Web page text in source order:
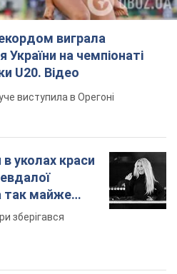
так майже
зберігався
день не
Христина
страшний бік
отримують її